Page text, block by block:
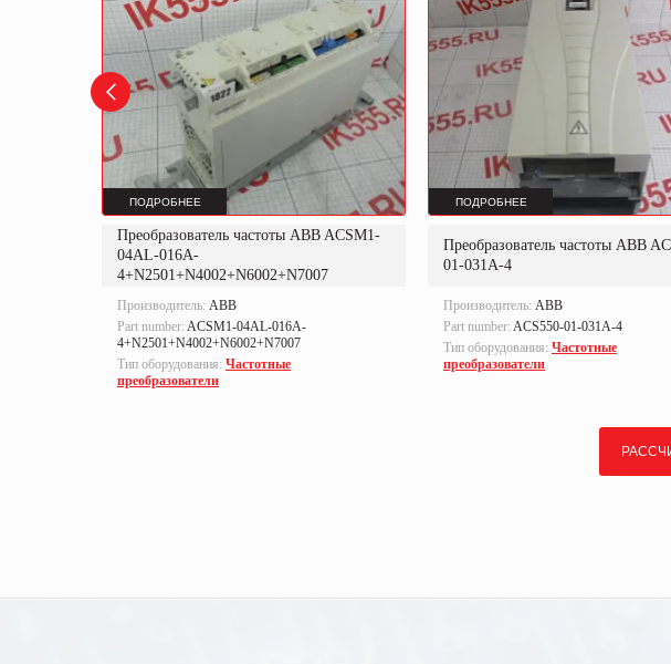
ПОДРОБНЕЕ
Преобразователь частоты ABB ACSM1-
04AL-016A-
4+N2501+N4002+N6002+N7007
Производитель: ABB
Part number: ACSM1-04AL-016A-
4+N2501+N4002+N6002+N7007
Тип оборудования: Частотные
преобразователи
ПОДРОБНЕЕ
Преобразователь частоты ABB
01-031A-4
Производитель: ABB
Part number: ACS550-01-031A-4
Тип оборудования: Частотные
преобразователи